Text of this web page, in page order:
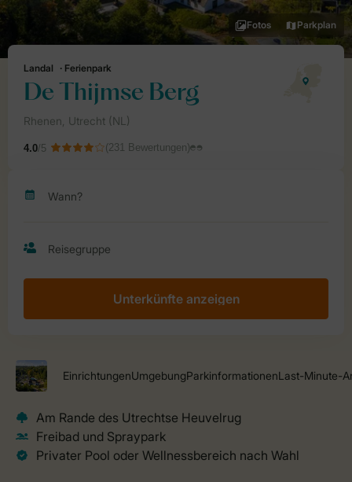
Unterkünfte anzeigen